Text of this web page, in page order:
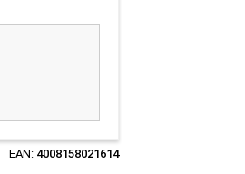
EAN: 4008158021614